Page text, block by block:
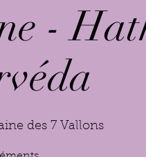
-
des 7 Vallons